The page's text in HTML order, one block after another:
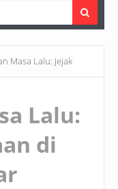
Masa Lalu: Jejak
Lalu:
di